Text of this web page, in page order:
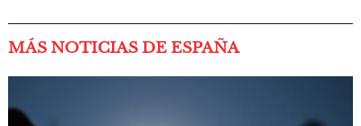
MÁS NOTICIAS DE ESPAÑA